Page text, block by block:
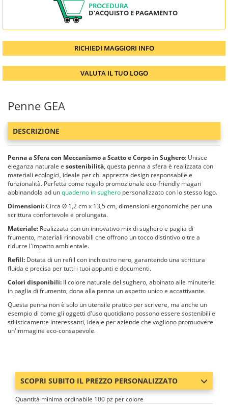
PROCEDURA
D'ACQUISTO E PAGAMENTO
RICHIEDI MAGGIORI INFO
VALUTA IL TUO LOGO
Penne GEA
DESCRIZIONE
Penna a Sfera con Meccanismo a Scatto e Corpo in Sughero: Unisce
eleganza naturale e sostenibilità, questa penna a sfera è realizzata con
materiali ecologici, ideale per chi apprezza design responsabile e
funzionalità. Perfetta come regalo promozionale eco-friendly magari
abbinandola ad unquaderno in sughero personalizzato con lo stesso logo.
Dimensioni:Circa Ø 1,2 cm x 13,5 cm, dimensioni ergonomiche per una
scrittura confortevole e prolungata.
Materiale: Realizzata con un innovativo mix di sughero e paglia di
frumento, materiali rinnovabili che offrono un tocco distintivo oltre a
ridurre l'impatto ambientale.
Refill: Dotata di un refill con inchiostro nero, garantendo una scrittura
fluida e precisa per tutti i tuoi appunti e documenti.
Colori disponibili: Il colore naturale del sughero, abbinato alle minuterie
in paglia di frumento, dona alla penna un aspetto unico e accattivante.
Questa penna non è solo un utensile pratico per scrivere, ma anche un
esempio di come gli oggetti d'uso quotidiano possono essere sostenibili e
stilisticamente interessanti, ideale per aziende che vogliono promuovere
un'immagine eco-consapevole.
SCOPRI SUBITO IL PREZZO PERSONALIZZATO
Quantità minima ordinabile 100 pz per colore